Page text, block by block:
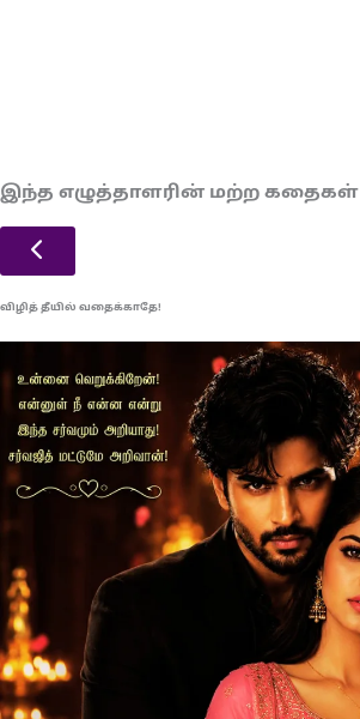
இந்த எழுத்தாளரின் மற்ற கதைகள்
விழித் தீயில் வதைக்காதே!